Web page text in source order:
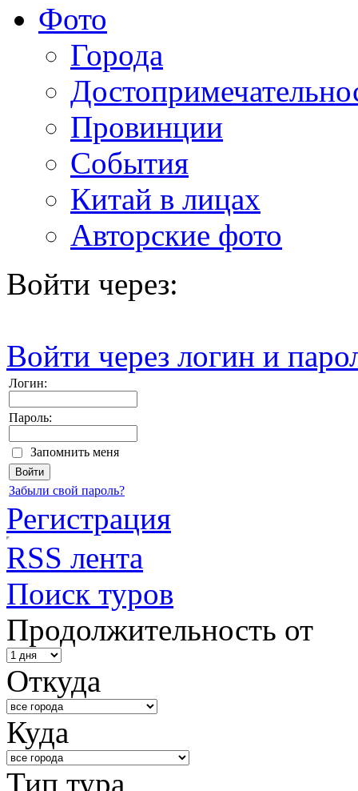
Фото
Города
Провинции
События
Китай в лицах
Авторские фото
Войти через:
Войти через логин и
Логин:
Пароль:
Запомнить меня
Забыли свой пароль?
Регистрация
RSS лента
Поиск туров
Продолжительность от
Откуда
Куда
Тип тура